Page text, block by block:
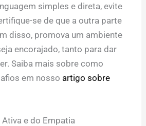
simples e direta, evite
se de que a outra parte
disso, promova um ambiente
encorajado, tanto para dar
Saiba mais sobre como
em nosso artigo sobre
e do Empatia